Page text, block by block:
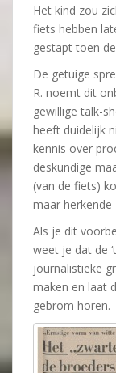
Het kind zou
fiets hebben
gestapt toen
De getuige
R. noemt dit
gewillige talk-
heeft duidelijk
kennis over
deskundige
(van de fiets)
maar
Als je dit
weet je dat de
journalistieke
maken en laat
gebrom horen.